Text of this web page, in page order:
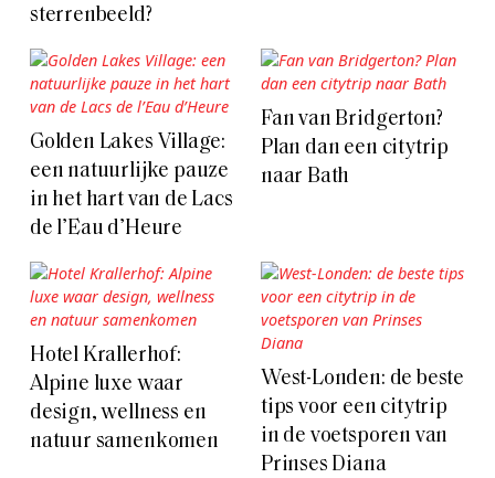
sterrenbeeld?
Golden Lakes Village:
een natuurlijke pauze
in het hart van de Lacs
de l’Eau d’Heure
Fan van Bridgerton?
Plan dan een citytrip
naar Bath
Hotel Krallerhof:
Alpine luxe waar
design, wellness en
natuur samenkomen
West-Londen: de beste
tips voor een citytrip
in de voetsporen van
Prinses Diana